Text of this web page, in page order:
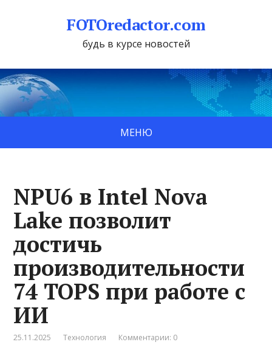
FOTOredactor.com
будь в курсе новостей
МЕНЮ
NPU6 в Intel Nova
Lake позволит
достичь
производительности
74 TOPS при работе с
ИИ
25.11.2025 Технология Комментарии: 0